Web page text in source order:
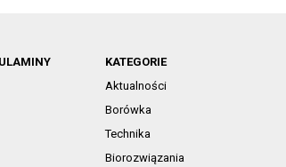
KATEGORIE
Aktualności
Borówka
Technika
Biorozwiązania